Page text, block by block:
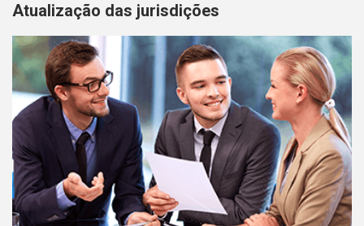
Atualização das jurisdições